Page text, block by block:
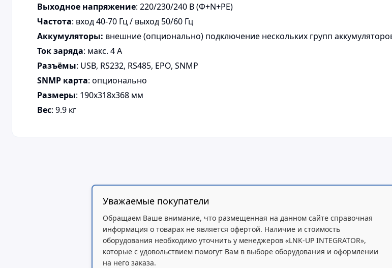
Выходное напряжение: 220/230/240 В (Ф+N+PE)
Частота: вход 40-70 Гц / выход 50/60 Гц
Аккумуляторы: внешние (опционально) подключение нескольких групп
Ток заряда: макс. 4 A
Разъёмы: USB, RS232, RS485, EPO, SNMP
SNMP карта: опционально
Размеры: 190x318x368 мм
Вес: 9.9 кг
Уважаемые покупатели
Обращаем Ваше внимание, что размещенная на данном сайте справочная
информация о товарах не является офертой. Наличие и стоимость
оборудования необходимо уточнить у менеджеров «LNK-UP INTEGRATOR»,
которые с удовольствием помогут Вам в выборе оборудования и оформлении
на него заказа.